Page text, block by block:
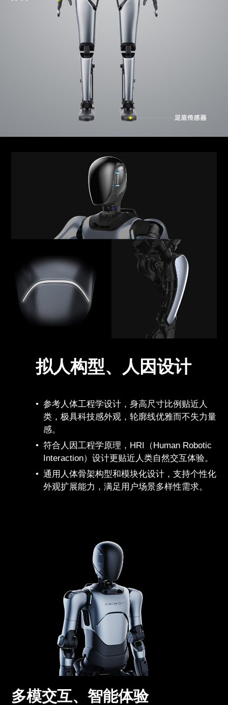
拟人构型、人因设计
参考人体工程学设计，身高尺寸比例贴近人
类，极具科技感外观，轮廓线优雅而不失力量
感。
符合人因工程学原理，HRI（Human Robotic
Interaction）设计更贴近人类自然交互体验。
通用人体骨架构型和模块化设计，支持个性化
外观扩展能力，满足用户场景多样性需求。
多模交互、智能体验